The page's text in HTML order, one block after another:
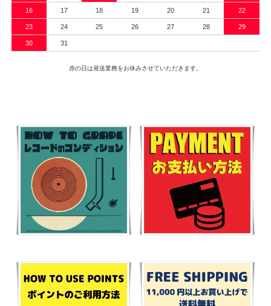
16 17 18 19 20 21 22
23 24 25 26 27 28 29
30 31
赤の日は発送業務をお休みさせていただきます。